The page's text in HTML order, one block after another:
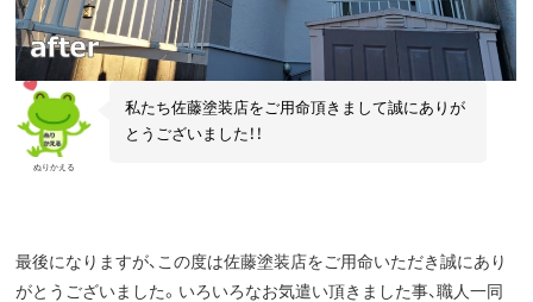
ぬりかえる
私たち佐藤塗装店をご用命頂きまして誠にありが
とうございました！！
最後になりますが、この度は佐藤塗装店をご用命いただき誠にあり
がとうございました。いろいろなお気遣い頂きました事、職人一同